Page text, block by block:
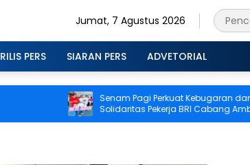
Jumat, 7 Agustus 2026
RILIS PERS SIARAN PERS ADVETORIAL
Senam Pagi Perkuat Kebugaran dan
Solidaritas Pekerja BRI Cabang Ambon